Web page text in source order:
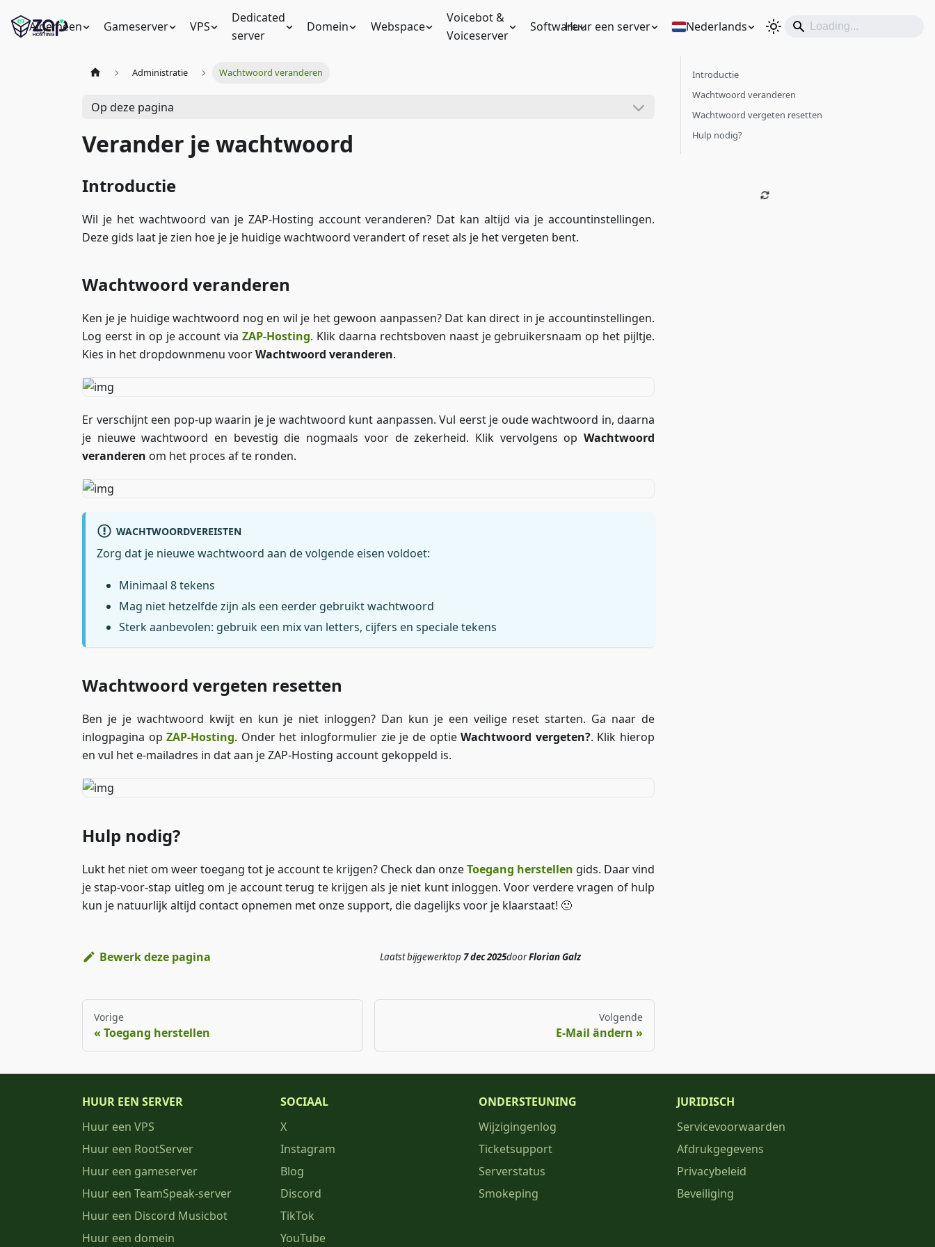
Algemeen Gameserver VPS
Dedicated
server
Domein Webspace
Voicebot &
Voiceserver
SoftwareHuur een server Nederlands
Administratie Wachtwoord veranderen
Op deze pagina
Verander je wachtwoord
Introductie
Wil je het wachtwoord van je ZAP-Hosting account veranderen? Dat kan altijd via je accountinstellingen.
Deze gids laat je zien hoe je je huidige wachtwoord verandert of reset als je het vergeten bent.
Wachtwoord veranderen
Ken je je huidige wachtwoord nog en wil je het gewoon aanpassen? Dat kan direct in je accountinstellingen.
Log eerst in op je account viaZAP-Hosting. Klik daarna rechtsboven naast je gebruikersnaam op het pijltje.
Kies in het dropdownmenu voorWachtwoord veranderen.
Er verschijnt een pop-up waarin je je wachtwoord kunt aanpassen. Vul eerst je oude wachtwoord in, daarna
je nieuwe wachtwoord en bevestig die nogmaals voor de zekerheid. Klik vervolgens op Wachtwoord
veranderen om het proces af te ronden.
WACHTWOORDVEREISTEN
Zorg dat je nieuwe wachtwoord aan de volgende eisen voldoet:
Minimaal 8 tekens
Mag niet hetzelfde zijn als een eerder gebruikt wachtwoord
Sterk aanbevolen: gebruik een mix van letters, cijfers en speciale tekens
Wachtwoord vergeten resetten
Ben je je wachtwoord kwijt en kun je niet inloggen? Dan kun je een veilige reset starten. Ga naar de
inlogpagina opZAP-Hosting. Onder het inlogformulier zie je de optieWachtwoord vergeten?. Klik hierop
en vul het e-mailadres in dat aan je ZAP-Hosting account gekoppeld is.
Hulp nodig?
Lukt het niet om weer toegang tot je account te krijgen? Check dan onzeToegang herstellen gids. Daar vind
je stap-voor-stap uitleg om je account terug te krijgen als je niet kunt inloggen. Voor verdere vragen of hulp
kun je natuurlijk altijd contact opnemen met onze support, die dagelijks voor je klaarstaat! 🙂
Bewerk deze pagina Laatst bijgewerktop 7 dec 2025doorFlorian Galz
Vorige
Toegang herstellen
Volgende
E-Mail ändern
Introductie
Wachtwoord veranderen
Wachtwoord vergeten resetten
Hulp nodig?
HUUR EEN SERVER
Huur een VPS
Huur een RootServer
Huur een gameserver
Huur een TeamSpeak-server
Huur een Discord Musicbot
Huur een domein
SOCIAAL
X
Instagram
Blog
Discord
TikTok
YouTube
ONDERSTEUNING
Wijzigingenlog
Ticketsupport
Serverstatus
Smokeping
JURIDISCH
Servicevoorwaarden
Afdrukgegevens
Privacybeleid
Beveiliging